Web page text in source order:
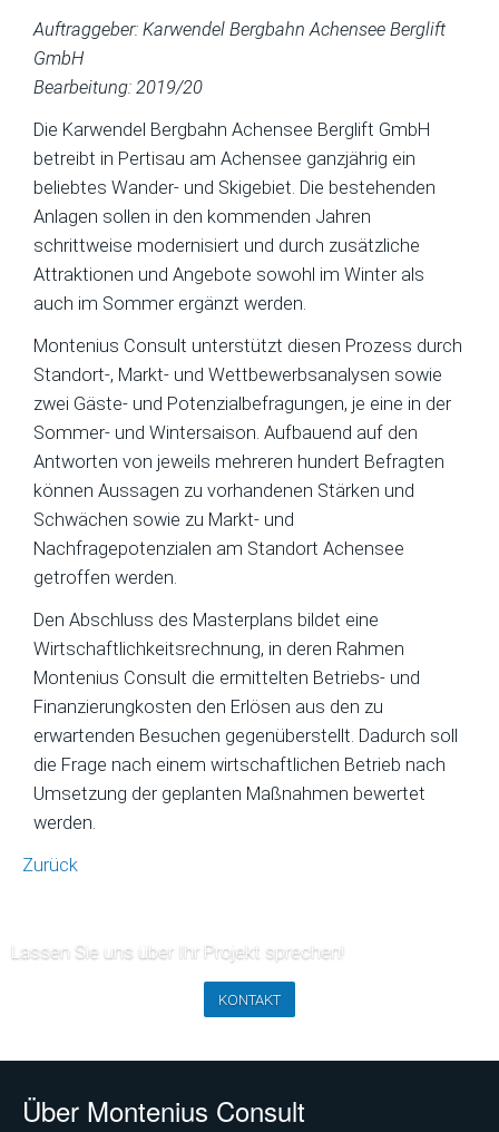
Auftraggeber: Karwendel Bergbahn Achensee Berglift
GmbH
Bearbeitung: 2019/20
Die Karwendel Bergbahn Achensee Berglift GmbH
betreibt in Pertisau am Achensee ganzjährig ein
beliebtes Wander- und Skigebiet. Die bestehenden
Anlagen sollen in den kommenden Jahren
schrittweise modernisiert und durch zusätzliche
Attraktionen und Angebote sowohl im Winter als
auch im Sommer ergänzt werden.
Montenius Consult unterstützt diesen Prozess durch
Standort-, Markt- und Wettbewerbsanalysen sowie
zwei Gäste- und Potenzialbefragungen, je eine in der
Sommer- und Wintersaison. Aufbauend auf den
Antworten von jeweils mehreren hundert Befragten
können Aussagen zu vorhandenen Stärken und
Schwächen sowie zu Markt- und
Nachfragepotenzialen am Standort Achensee
getroffen werden.
Den Abschluss des Masterplans bildet eine
Wirtschaftlichkeitsrechnung, in deren Rahmen
Montenius Consult die ermittelten Betriebs- und
Finanzierungkosten den Erlösen aus den zu
erwartenden Besuchen gegenüberstellt. Dadurch soll
die Frage nach einem wirtschaftlichen Betrieb nach
Umsetzung der geplanten Maßnahmen bewertet
werden.
Zurück
Lassen Sie uns über Ihr Projekt sprechen!
KONTAKT
Über Montenius Consult